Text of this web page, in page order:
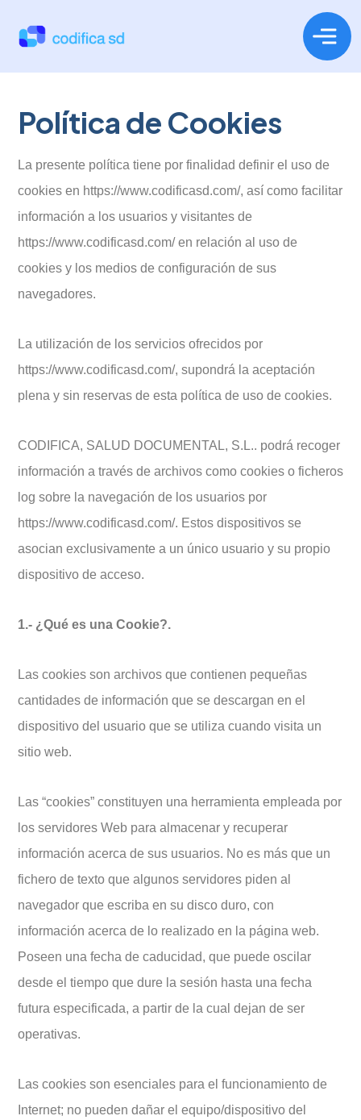
Política de Cookies
La presente política tiene por finalidad definir el uso de
cookies en https://www.codificasd.com/, así como facilitar
información a los usuarios y visitantes de
https://www.codificasd.com/ en relación al uso de
cookies y los medios de configuración de sus
navegadores.
La utilización de los servicios ofrecidos por
https://www.codificasd.com/, supondrá la aceptación
plena y sin reservas de esta política de uso de cookies.
CODIFICA, SALUD DOCUMENTAL, S.L.. podrá recoger
información a través de archivos como cookies o ficheros
log sobre la navegación de los usuarios por
https://www.codificasd.com/. Estos dispositivos se
asocian exclusivamente a un único usuario y su propio
dispositivo de acceso.
1.- ¿Qué es una Cookie?.
Las cookies son archivos que contienen pequeñas
cantidades de información que se descargan en el
dispositivo del usuario que se utiliza cuando visita un
sitio web.
Las “cookies” constituyen una herramienta empleada por
los servidores Web para almacenar y recuperar
información acerca de sus usuarios. No es más que un
fichero de texto que algunos servidores piden al
navegador que escriba en su disco duro, con
información acerca de lo realizado en la página web.
Poseen una fecha de caducidad, que puede oscilar
desde el tiempo que dure la sesión hasta una fecha
futura especificada, a partir de la cual dejan de ser
operativas.
Las cookies son esenciales para el funcionamiento de
Internet; no pueden dañar el equipo/dispositivo del